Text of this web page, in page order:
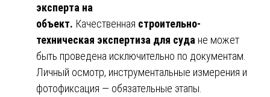
эксперта на
объект. Качественная строительно-
техническая экспертиза для суда не может
быть проведена исключительно по документам.
Личный осмотр, инструментальные измерения и
фотофиксация — обязательные этапы.